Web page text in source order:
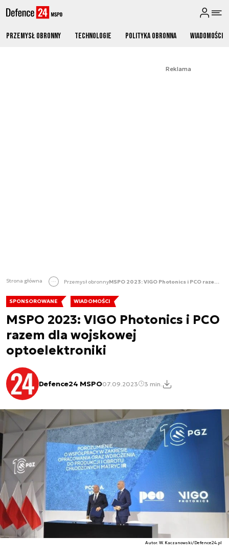
Przemysł obronny Technologie Polityka obronna Wiadomości
Reklama
Strona główna Przemysł obronny MSPO 2023: VIGO Photonics i PCO razem dla wojskowej optoelektroniki
SPONSOROWANE WIADOMOŚCI
MSPO 2023: VIGO Photonics i PCO
razem dla wojskowej
optoelektroniki
Defence24 MSPO07.09.2023 3 min.
Autor. W. Kaczanowski/Defence24.pl